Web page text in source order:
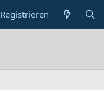
Registrieren